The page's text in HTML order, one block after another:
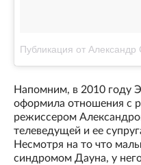
Публикация от
Напомним, в 2010 году
оформила отношения с
режиссером
телеведущей и ее
Несмотря на то что
синдромом Дауна, у